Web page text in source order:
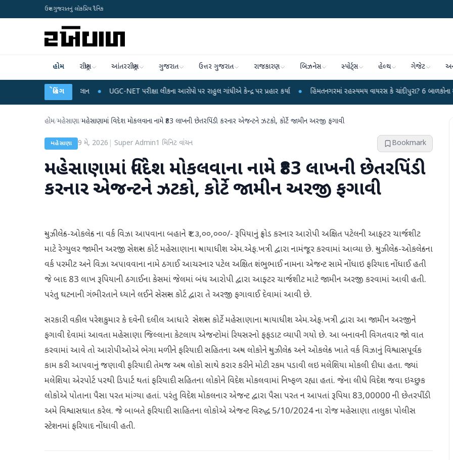
ઉત્તર ગુજરાતનું લોકપ્રિય દૈનિક
હોમ રાષ્ટ્રીય આંતરરાષ્ટ્રીય ગુજરાત ઉત્તર ગુજરાત રાજકારણ બિઝનેસ સ્પોર્ટ્સ હેલ્થ ગેજેટ
બ્રેકિંગ
● UGC-NET પરીક્ષા લીકના આરોપો પર રાહુલ ગાંધીએ કેન્દ્ર પર પ્રહાર કર્યા ● હિંમતનગરમાં રહસ્યમય વાયરસ કે ચાંદીપુરા? 6 બાળકોના મોતથી ફફડાટ
હોમ/મહેસાણા/મહેસાણામાં વિદેશ મોકલવાના નામે ₹83 લાખની છેતરપિંડી કરનાર એજન્ટને ઝટકો, કોર્ટે જામીન અરજી ફગાવી
મહેસાણા 9 મે, 2026 Super Admin1 મિનિટ વાંચન Bookmark
મહેસાણામાં વિદેશ મોકલવાના નામે ₹83 લાખની છેતરપિંડી
કરનાર એજન્ટને ઝટકો, કોર્ટે જામીન અરજી ફગાવી
ન્યુઝીલેન્ડ-ઓકલેન્ડ ના વર્ક વિઝા આપવાના બહાને ₹ ૮૩,૦૦,૦૦૦/- રૂપિયાનું ફ્રોડ કરનાર આરોપી અક્ષિત પટેલની આફ્ટર ચાર્જશીટ
માટે રેગ્યુલર જામીન અરજી સેશન્સ કોર્ટ મહેસાણાના ન્યાયાધીશ એમ.એફ.ખત્રી દ્વારા નામંજૂર કરવામાં આવ્યા છે. ન્યુઝીલેન્ડ-ઓકલેન્ડના
વર્ક પરમીટ અને વિઝા અપાવવાના નામે ઠગાઈ આચરનાર પટેલ અક્ષિત શંભુભાઈ નામના એજન્ટ સામે નોંધાઇ ફરિયાદ નોંધાઈ હતી
જે બાદ 83 લાખ રૂપિયાની ઠગાઈના કેસમાં જેલમાં બંધ આરોપી દ્વારા આફ્ટર ચાર્જશીટ માટે જામીન અરજી કરવામાં આવી હતી.
પરંતુ ઘટનાની ગંભીરતાને ધ્યાને લઈને સેસન્સ કોર્ટ દ્વારા તે અરજી ફગાવાઈ દેવામાં આવી છે.
સરકારી વકીલ પરેશકુમાર કે દવેની દલીલ આધારે સેશન્સ કોર્ટે મહેસાણાના ન્યાયાધીશ એમ.એફ.ખત્રી દ્વારા આ જામીન અરજીને
ફગાવી દેવામાં આવતા મહેસાણા જિલ્લાના કેટલાય એજન્ટોમાં રિયસરનો ફફડાટ વ્યાપી ગયો છે. આ બનાવની વિગતવાર જો વાત
કરવામાં આવે તો આરોપીઓએ ભેગા મળીને ફરિયાદી સહિતના અન્ય લોકોને ન્યુઝીલેન્ડ અને ઓકલેન્ડ ખાતે વર્ક વિઝાનું વિશ્વાસપૂર્વક
કામ કરી આપવાનું જણાવી ફરિયાદી તેમજ અન્ય લોકો સાથે કરાર કરીને મોટી રકમ પડાવી લઇ મલેશિયા મોકલી દીધા હતા. જ્યાં
મલેશિયા એરપોર્ટ પરથી ડિપાર્ટ થતાં ફરિયાદી સહિતના લોકોને વિદેશ મોકલવામાં નિષ્ફળ રહ્યા હતાં. જેના લીધે વિદેશ જવા ઇચ્છુક
લોકોએ પોતાના પૈસા પરત માંગ્યા હતાં. પરંતુ વિદેશ મોકલનાર એજન્ટ દ્વારા પૈસા પરત ન આપતાં રૂપિયા 83,00000 ની છેતરપીંડી
અમે વિશ્વાસઘાત કરેલ. જે બાબતે ફરિયાદી સાહિતના લોકોએ એજન્ટ વિરુદ્ધ 5/10/2024 ના રોજ મહેસાણા તાલુકા પોલીસ
સ્ટેશનમાં ફરિયાદ નોંધાવી હતી.